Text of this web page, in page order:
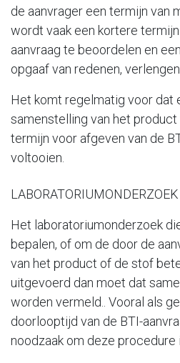
de aanvrager een termijn van
wordt vaak een kortere
aanvraag te beoordelen en
opgaaf van redenen,
Het komt regelmatig voor dat
samenstelling van het
termijn voor afgeven van de
voltooien.
LABORATORIUMONDERZOEK
Het laboratoriumonderzoek
bepalen, of om de door de
van het product of de stof
uitgevoerd dan moet dat
worden vermeld.. Vooral als
doorlooptijd van de BTI-
noodzaak om deze procedure